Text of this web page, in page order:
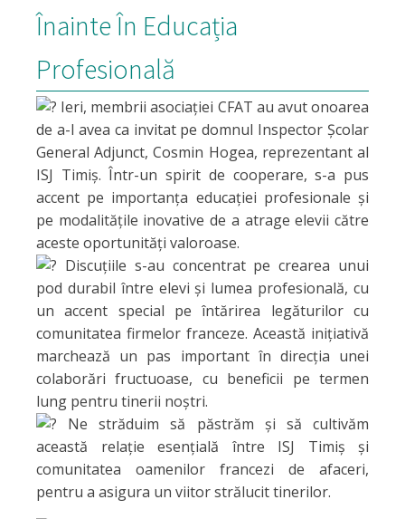
Înainte În Educația
Profesională
Ieri, membrii asociației CFAT au avut onoarea
de a-l avea ca invitat pe domnul Inspector Școlar
General Adjunct, Cosmin Hogea, reprezentant al
ISJ Timiș. Într-un spirit de cooperare, s-a pus
accent pe importanța educației profesionale și
pe modalitățile inovative de a atrage elevii către
aceste oportunități valoroase.
Discuțiile s-au concentrat pe crearea unui
pod durabil între elevi și lumea profesională, cu
un accent special pe întărirea legăturilor cu
comunitatea firmelor franceze. Această inițiativă
marchează un pas important în direcția unei
colaborări fructuoase, cu beneficii pe termen
lung pentru tinerii noștri.
Ne străduim să păstrăm și să cultivăm
această relație esențială între ISJ Timiș și
comunitatea oamenilor francezi de afaceri,
pentru a asigura un viitor strălucit tinerilor.